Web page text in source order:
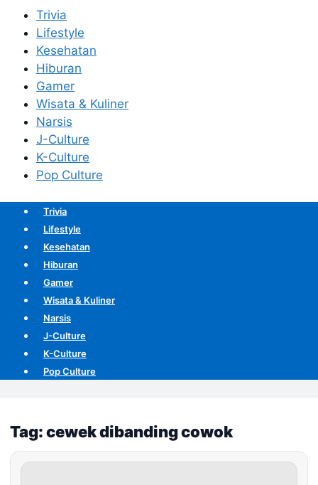
Trivia
Lifestyle
Kesehatan
Hiburan
Gamer
Wisata & Kuliner
Narsis
J-Culture
K-Culture
Pop Culture
Trivia
Lifestyle
Kesehatan
Hiburan
Gamer
Wisata & Kuliner
Narsis
J-Culture
K-Culture
Pop Culture
Tag: cewek dibanding cowok